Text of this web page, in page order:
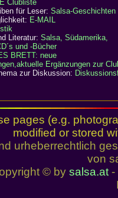
Clubliste
für Leser: Salsa-Geschichten
E-MAIL
Literatur: Salsa, Südamerika,
und -Bücher
BRETT: neue
Ergänzungen zur
zur Diskussion:
pages (e.g.
modified or stored
urheberrechtlich
von
© by salsa.at-